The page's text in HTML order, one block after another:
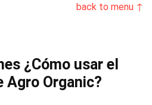
back to menu ↑
¿Cómo usar el
Organic?